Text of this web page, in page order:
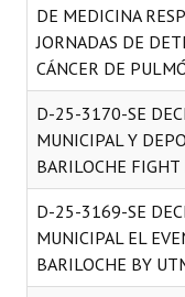
DE MEDICINA
JORNADAS DE
CÁNCER DE
D-25-3170-SE
MUNICIPAL Y
BARILOCHE FIGHT
D-25-3169-SE
MUNICIPAL EL
BARILOCHE BY